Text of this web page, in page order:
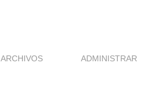
ARCHIVOS ADMINISTRAR